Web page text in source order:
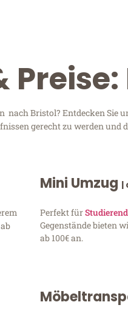
nach Bristol? Entdecken
gerecht zu werden und
Mini Umzug |
Perfekt für
Gegenstände bieten
ab 100€ an.